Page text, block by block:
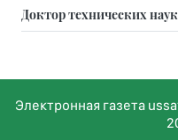
Доктор технических
Электронная газета